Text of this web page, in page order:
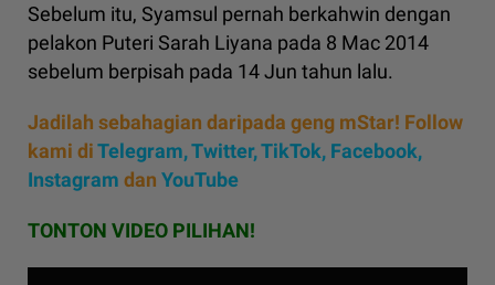
Sebelum itu, Syamsul pernah berkahwin dengan
pelakon Puteri Sarah Liyana pada 8 Mac 2014
sebelum berpisah pada 14 Jun tahun lalu.
Jadilah sebahagian daripada geng mStar! Follow
kami diTelegram,Twitter,TikTok, Facebook,
Instagram dan YouTube
TONTON VIDEO PILIHAN!